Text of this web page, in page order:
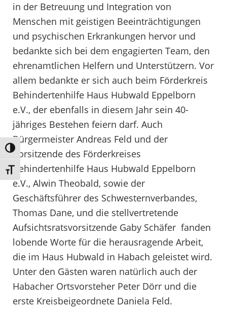
Umschalten auf hohe Kontraste
Schrift vergrößern
in der Betreuung und Integration von
Menschen mit geistigen Beeinträchtigungen
und psychischen Erkrankungen hervor und
bedankte sich bei dem engagierten Team, den
ehrenamtlichen Helfern und Unterstützern. Vor
allem bedankte er sich auch beim Förderkreis
Behindertenhilfe Haus Hubwald Eppelborn
e.V., der ebenfalls in diesem Jahr sein 40-
jähriges Bestehen feiern darf. Auch
Bürgermeister Andreas Feld und der
Vorsitzende des Förderkreises
Behindertenhilfe Haus Hubwald Eppelborn
e.V., Alwin Theobald, sowie der
Geschäftsführer des Schwesternverbandes,
Thomas Dane, und die stellvertretende
Aufsichtsratsvorsitzende Gaby Schäfer fanden
lobende Worte für die herausragende Arbeit,
die im Haus Hubwald in Habach geleistet wird.
Unter den Gästen waren natürlich auch der
Habacher Ortsvorsteher Peter Dörr und die
erste Kreisbeigeordnete Daniela Feld.